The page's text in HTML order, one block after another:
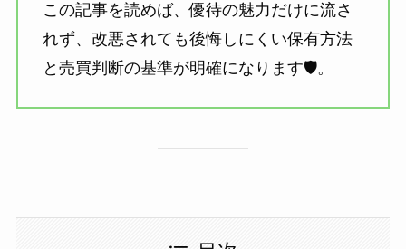
この記事を読めば、優待の魅力だけに流さ
れず、改悪されても後悔しにくい保有方法
と売買判断の基準が明確になります🛡️。